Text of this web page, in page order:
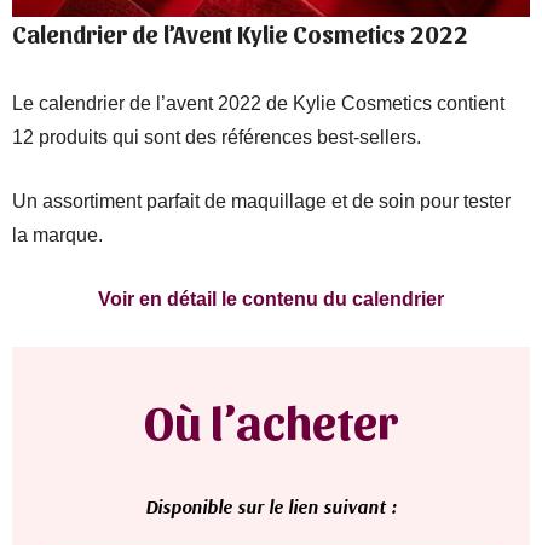
Calendrier de l’Avent Kylie Cosmetics 2022
Le calendrier de l’avent 2022 de Kylie Cosmetics contient
12 produits qui sont des références best-sellers.
Un assortiment parfait de maquillage et de soin pour tester
la marque.
Voir en détail le contenu du calendrier
Où l’acheter
Disponible sur le lien suivant :